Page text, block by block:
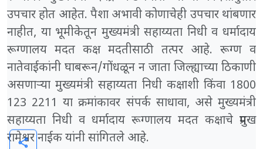
उपचार होत आहेत. पैशा अभावी कोणाचेही उपचार थांबणार
नाहीत, या भूमीकेतून मुख्यमंत्री सहाय्यता निधी व धर्मादाय
रूग्णालय मदत कक्ष मदतीसाठी तत्पर आहे. रूग्ण व
नातेवाईकांनी घाबरून/गोंधळून न जाता जिल्ह्याच्या ठिकाणी
असणाऱ्या मुख्यमंत्री सहाय्यता निधी कक्षाशी किंवा 1800
123 2211 या क्रमांकावर संपर्क साधावा, असे मुख्यमंत्री
सहाय्यता निधी व धर्मादाय रूग्णालय मदत कक्षाचे प्रमुख
रामेश्वर नाईक यांनी सांगितले आहे.
share